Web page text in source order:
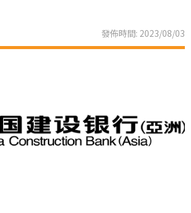
發佈時間: 2023/08/03